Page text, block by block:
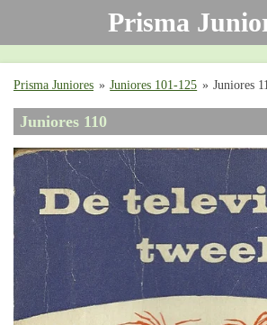
de
Prisma
Prisma Juniores » Juniores 101-125 » Juniores
Juniores 110